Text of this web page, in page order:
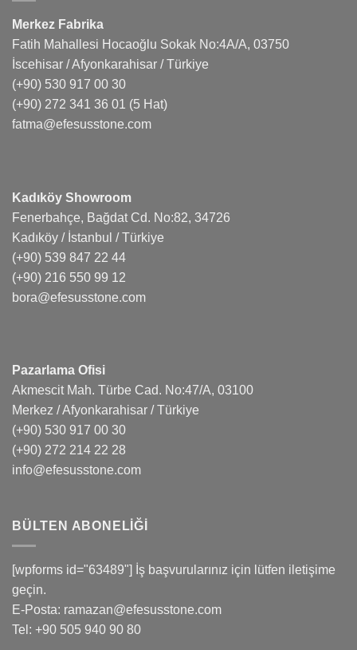
Merkez Fabrika
Fatih Mahallesi Hocaoğlu Sokak No:4A/A, 03750
İscehisar / Afyonkarahisar / Türkiye
(+90) 530 917 00 30
(+90) 272 341 36 01 (5 Hat)
fatma@efesusstone.com
Kadıköy Showroom
Fenerbahçe, Bağdat Cd. No:82, 34726
Kadıköy / İstanbul / Türkiye
(+90) 539 847 22 44
(+90) 216 550 99 12
bora@efesusstone.com
Pazarlama Ofisi
Akmescit Mah. Türbe Cad. No:47/A, 03100
Merkez / Afyonkarahisar / Türkiye
(+90) 530 917 00 30
(+90) 272 214 22 28
info@efesusstone.com
BÜLTEN ABONELIĞI
[wpforms id="63489"] İş başvurularınız için lütfen iletişime
geçin.
E-Posta: ramazan@efesusstone.com
Tel: +90 505 940 90 80